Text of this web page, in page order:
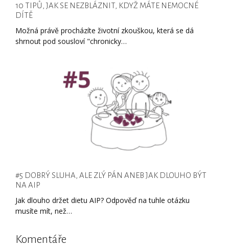
10 TIPŮ, JAK SE NEZBLÁZNIT, KDYŽ MÁTE NEMOCNÉ
DÍTĚ
Možná právě procházíte životní zkouškou, která se dá
shrnout pod sousloví "chronicky…
#5 DOBRÝ SLUHA, ALE ZLÝ PÁN ANEB JAK DLOUHO BÝT
NA AIP
Jak dlouho držet dietu AIP? Odpověď na tuhle otázku
musíte mít, než…
Komentáře